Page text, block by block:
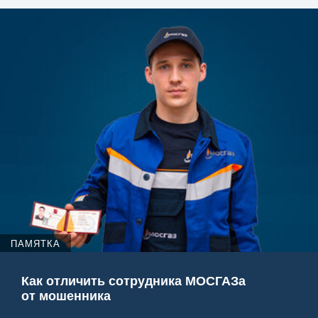
ПАМЯТКА
Как отличить сотрудника МОСГАЗа
от мошенника